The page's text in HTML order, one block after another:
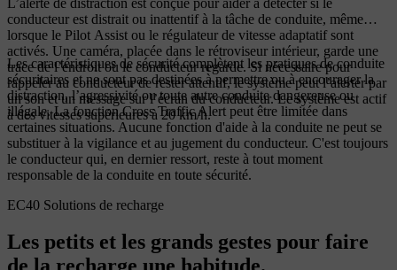
conducteur est distrait ou inattentif à la tâche de conduite, même
lorsque le Pilot Assist ou le régulateur de vitesse adaptatif sont
activés. Une caméra, placée dans le rétroviseur intérieur, garde une
trace de l’endroit où le conducteur regarde. Si nécessaire pour
rappeler au conducteur de rester attentif, le système peut l’alerter par
un son et un message sur l’écran du conducteur. Le système est actif
à des vitesses supérieures à 20 km/h.
Les caractéristiques de sécurité complètent les pratiques de conduite
sécuritaires et ne sont pas destinées à permettre ou à encourager la
distraction, l’agressivité ou toute autre conduite dangereuse ou
illégale. La fonction Cross Traffic Alert peut être limitée dans
certaines situations. Aucune fonction d'aide à la conduite ne peut se
substituer à la vigilance et au jugement du conducteur. C'est toujours
le conducteur qui, en dernier ressort, reste à tout moment
responsable de la conduite en toute sécurité.
EC40 Solutions de recharge
Les petits et les grands gestes pour faire